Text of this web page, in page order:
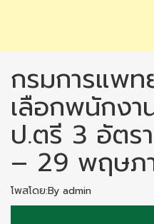
กรมการแพ
เลือกพนักง
ป.ตรี 3 อัตร
– 29 พฤษภ
โพสโดย:By admin